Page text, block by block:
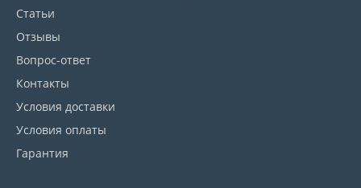
Статьи
Отзывы
Вопрос-ответ
Контакты
Условия доставки
Условия оплаты
Гарантия